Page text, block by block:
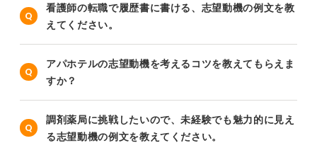
看護師の転職で履歴書に書ける、志望動機の例文を教
えてください。
アパホテルの志望動機を考えるコツを教えてもらえま
すか？
調剤薬局に挑戦したいので、未経験でも魅力的に見え
る志望動機の例文を教えてください。